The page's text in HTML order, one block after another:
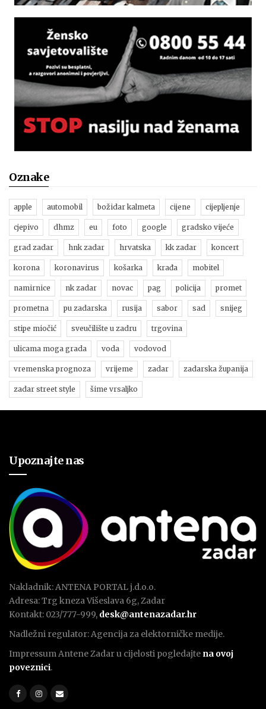
Oznake
apple automobil božidar kalmeta cijene cijepljenje
cjepivo dhmz eu foto google gradsko vijeće
grad zadar hnk zadar hrvatska kk zadar koncert
korona koronavirus košarka krađa mobitel
namirnice nk zadar novac pag policija promet
prometna pu zadarska rusija sabor sad snijeg
stipe miočić sveučilište u zadru trgovina
ulicama moga grada voda vodovod
vremenska prognoza vrijeme zadar zadarska županija
zadar street style šime vrsaljko
Upoznajte nas
Nakladnik: ANTENA PORTAL j.d.o.o.
Adresa: Trg kneza Višeslava 6g, Zadar
Kontakt: 023/777-999, desk@antenazadar.hr
Nadležni regulator: Agencija za elektorničke medije.
Impressum Antene Zadar u cijelosti pogledajte na ovoj
poveznici.